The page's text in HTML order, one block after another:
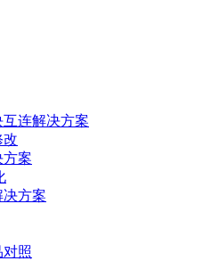
连解决方案
改
方案
方案
对照